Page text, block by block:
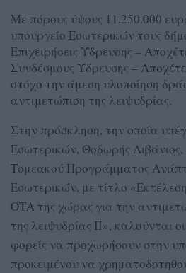
Με πόρους ύψους 11.250.000
υπουργείο Εσωτερικών τους
Επιχειρήσεις Ύδρευσης –
Συνδέσμους Ύδρευσης –
στόχο την άμεση υλοποίηση
αντιμετώπιση της λειψυδρίας.
Στην πρόσκληση, την οποία
Εσωτερικών, Θοδωρής Λιβάνιος,
Τομεακού Προγράμματος
Εσωτερικών, με τίτλο
ΟΤΑ της χώρας για την
της λειψυδρίας ΙΙ», καλούνται
φορείς να προχωρήσουν στην
προκειμένου να